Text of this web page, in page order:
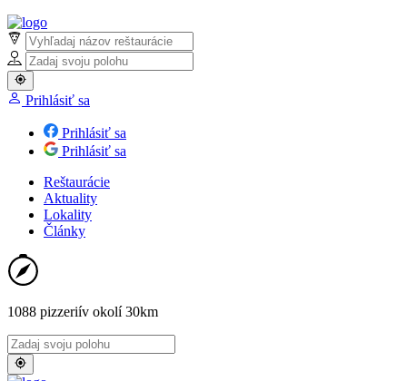
Prihlásiť sa
Prihlásiť sa
Prihlásiť sa
Reštaurácie
Aktuality
Lokality
Články
1088 pizzeriív okolí 30km